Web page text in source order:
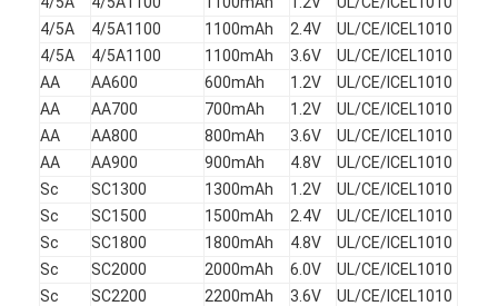
Σπίτι
Περίπου εμείς
Γύρος εργοστασίων
4/5A
4/5A1100 1100mAh 2.4V
UL/CE/ICEL1010
4/5A
4/5A1100 1100mAh 3.6V
UL/CE/ICEL1010
AA
AA600 600mAh 1.2V
UL/CE/ICEL1010
AA
AA700 700mAh 1.2V
UL/CE/ICEL1010
AA
AA800 800mAh 3.6V
UL/CE/ICEL1010
AA
AA900 900mAh 4.8V
UL/CE/ICEL1010
Sc
SC1300 1300mAh 1.2V
UL/CE/ICEL1010
Sc
SC1500 1500mAh 2.4V
UL/CE/ICEL1010
Sc
SC1800 1800mAh 4.8V
UL/CE/ICEL1010
Sc
SC2000 2000mAh 6.0V
UL/CE/ICEL1010
Sc
SC2200 2200mAh 3.6V
UL/CE/ICEL1010